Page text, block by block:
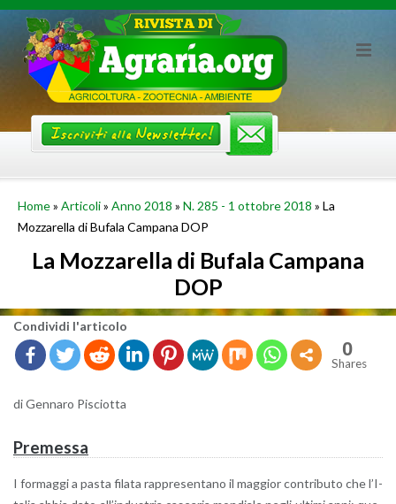
Skip
content
Home» Articoli» Anno 2018 » N. 285 - 1 ottobre 2018 » La
Mozzarella di Bufala Campana DOP
La Mozzarella di Bufala Campana
DOP
Con­di­vi­di l'ar­ti­co­lo
0
Shares
di Gen­na­ro Pi­sciot­ta
Pre­mes­sa
I for­mag­gi a pasta fi­la­ta rap­pre­sen­ta­no il mag­gior con­tri­bu­to che l’I­